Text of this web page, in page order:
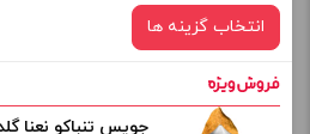
+
انتخاب گزینه ها